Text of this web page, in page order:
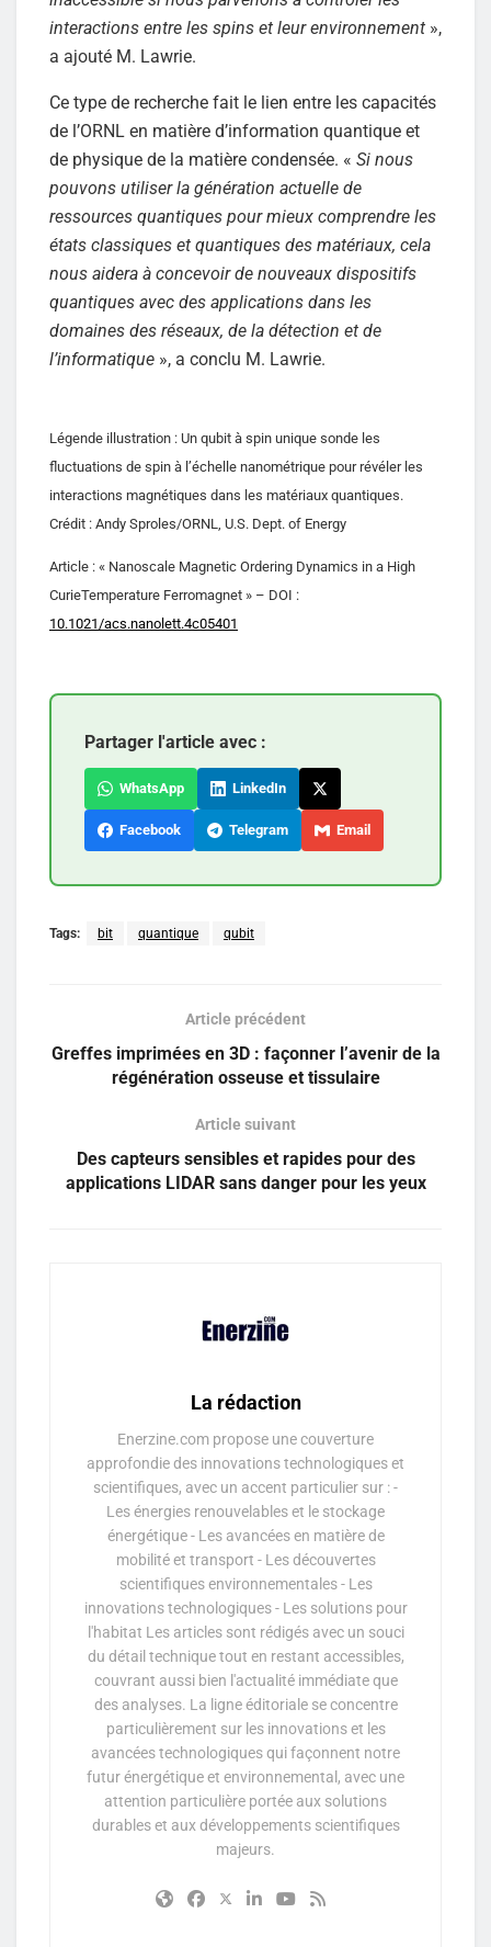
interactions entre les spins et leur environnement »,
a ajouté M. Lawrie.
Ce type de recherche fait le lien entre les capacités
de l’ORNL en matière d’information quantique et
de physique de la matière condensée. « Si nous
pouvons utiliser la génération actuelle de
ressources quantiques pour mieux comprendre les
états classiques et quantiques des matériaux, cela
nous aidera à concevoir de nouveaux dispositifs
quantiques avec des applications dans les
domaines des réseaux, de la détection et de
l’informatique », a conclu M. Lawrie.
Légende illustration : Un qubit à spin unique sonde les
fluctuations de spin à l’échelle nanométrique pour révéler les
interactions magnétiques dans les matériaux quantiques.
Crédit : Andy Sproles/ORNL, U.S. Dept. of Energy
Article : « Nanoscale Magnetic Ordering Dynamics in a High
CurieTemperature Ferromagnet » – DOI :
10.1021/acs.nanolett.4c05401
Partager l'article avec :
WhatsApp LinkedIn
Facebook Telegram Email
Tags: bit quantique qubit
Article précédent
Greffes imprimées en 3D : façonner l’avenir de la
régénération osseuse et tissulaire
Article suivant
Des capteurs sensibles et rapides pour des
applications LIDAR sans danger pour les yeux
La rédaction
Enerzine.com propose une couverture
approfondie des innovations technologiques et
scientifiques, avec un accent particulier sur : -
Les énergies renouvelables et le stockage
énergétique - Les avancées en matière de
mobilité et transport - Les découvertes
scientifiques environnementales - Les
innovations technologiques - Les solutions pour
l'habitat Les articles sont rédigés avec un souci
du détail technique tout en restant accessibles,
couvrant aussi bien l'actualité immédiate que
des analyses. La ligne éditoriale se concentre
particulièrement sur les innovations et les
avancées technologiques qui façonnent notre
futur énergétique et environnemental, avec une
attention particulière portée aux solutions
durables et aux développements scientifiques
majeurs.